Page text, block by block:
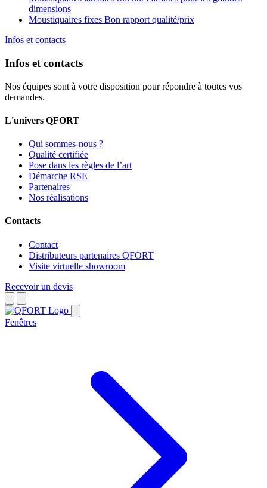
dimensions
Moustiquaires fixes Bon rapport qualité/prix
Infos et contacts
Infos et contacts
Nos équipes sont à votre disposition pour répondre à toutes vos
demandes.
L'univers QFORT
Qui sommes-nous ?
Qualité certifiée
Pose dans les règles de l’art
Démarche RSE
Partenaires
Nos réalisations
Contacts
Contact
Distributeurs partenaires QFORT
Visite virtuelle showroom
Recevoir un devis
Fenêtres